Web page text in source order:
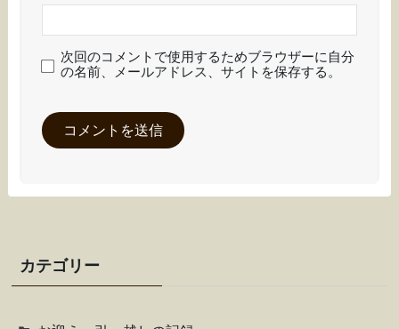
次回のコメントで使用するためブラウザーに自分
の名前、メールアドレス、サイトを保存する。
カテゴリー